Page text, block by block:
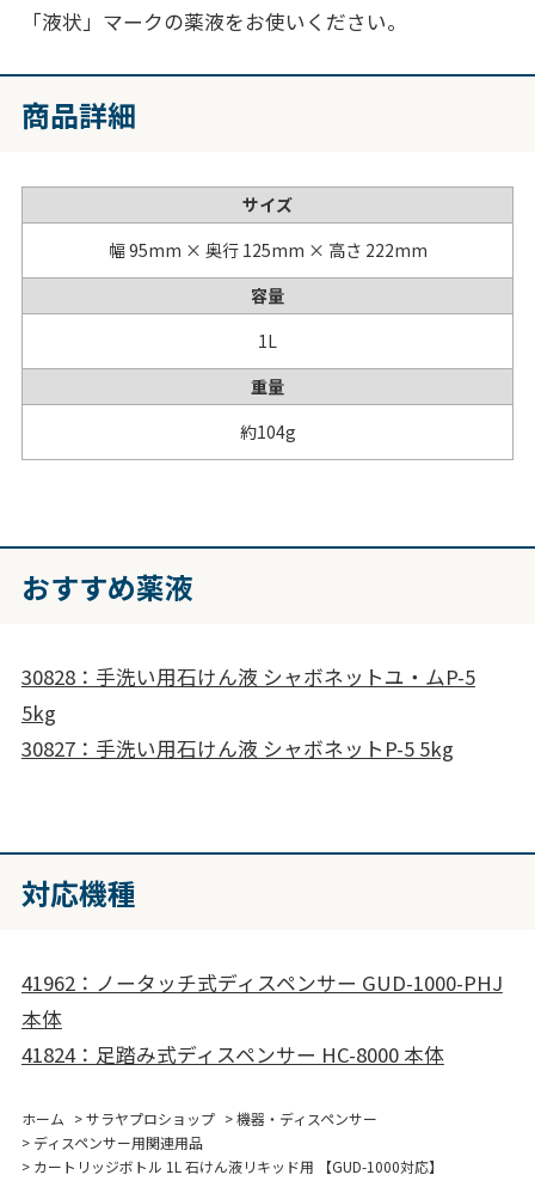
「液状」マークの薬液をお使いください。
商品詳細
サイズ
幅 95mm × 奥行 125mm × 高さ 222mm
容量
1L
重量
約104g
おすすめ薬液
30828：手洗い用石けん液 シャボネットユ・ムP-5
5kg
30827：手洗い用石けん液 シャボネットP-5 5kg
対応機種
41962：ノータッチ式ディスペンサー GUD-1000-PHJ
本体
41824：足踏み式ディスペンサー HC-8000 本体
ホーム >サラヤプロショップ >機器・ディスペンサー
> ディスペンサー用関連用品
> カートリッジボトル 1L 石けん液リキッド用 【GUD-1000対応】